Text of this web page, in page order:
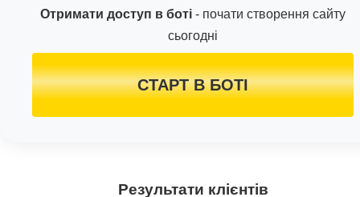
Отримати доступ в боті - почати створення сайту
сьогодні
СТАРТ В БОТІ
Результати клієнтів